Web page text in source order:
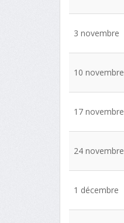
3 novembre
10 novembre
17 novembre
24 novembre
1 décembre